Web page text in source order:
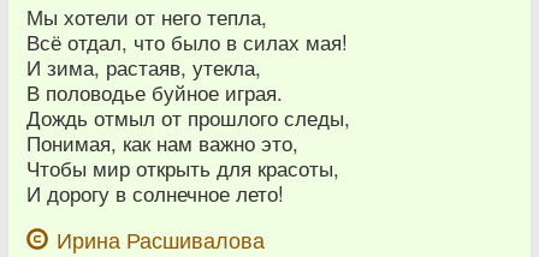
Мы хотели от него тепла,
Всё отдал, что было в силах мая!
И зима, растаяв, утекла,
В половодье буйное играя.
Дождь отмыл от прошлого следы,
Понимая, как нам важно это,
Чтобы мир открыть для красоты,
И дорогу в солнечное лето!
Ирина Расшивалова